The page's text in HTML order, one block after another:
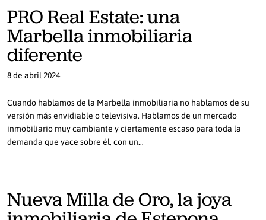
PRO Real Estate: una
Marbella inmobiliaria
diferente
8 de abril 2024
Cuando hablamos de la Marbella inmobiliaria no hablamos de su
versión más envidiable o televisiva. Hablamos de un mercado
inmobiliario muy cambiante y ciertamente escaso para toda la
demanda que yace sobre él, con un…
Nueva Milla de Oro, la joya